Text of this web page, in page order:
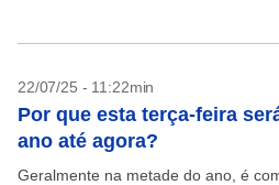
22/07/25 - 11:22min
Por que esta terça-feira
ano até agora?
Geralmente na metade do ano, é